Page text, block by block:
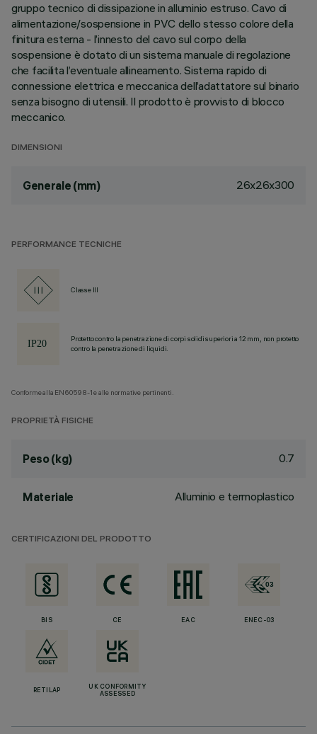
gruppo tecnico di dissipazione in alluminio estruso. Cavo di
alimentazione/sospensione in PVC dello stesso colore della
finitura esterna - l’innesto del cavo sul corpo della
sospensione è dotato di un sistema manuale di regolazione
che facilita l’eventuale allineamento. Sistema rapido di
connessione elettrica e meccanica dell’adattatore sul binario
senza bisogno di utensili. Il prodotto è provvisto di blocco
meccanico.
DIMENSIONI
Generale (mm) 26x26x300
PERFORMANCE TECNICHE
Classe III
Protetto contro la penetrazione di corpi solidi superiori a 12 mm, non protetto
contro la penetrazione di liquidi.
Conforme alla EN60598-1 e alle normative pertinenti.
PROPRIETÀ FISICHE
Peso (kg) 0.7
Materiale Alluminio e termoplastico
CERTIFICAZIONI DEL PRODOTTO
BIS CE EAC ENEC-03
RETILAP
UK CONFORMITY
ASSESSED